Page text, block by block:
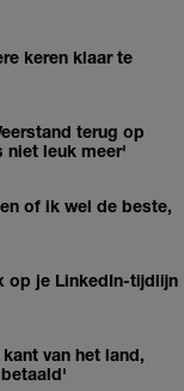
keren klaar te
terug op
niet leuk meer'
of ik wel de beste,
op je LinkedIn-tijdlijn
van het land,